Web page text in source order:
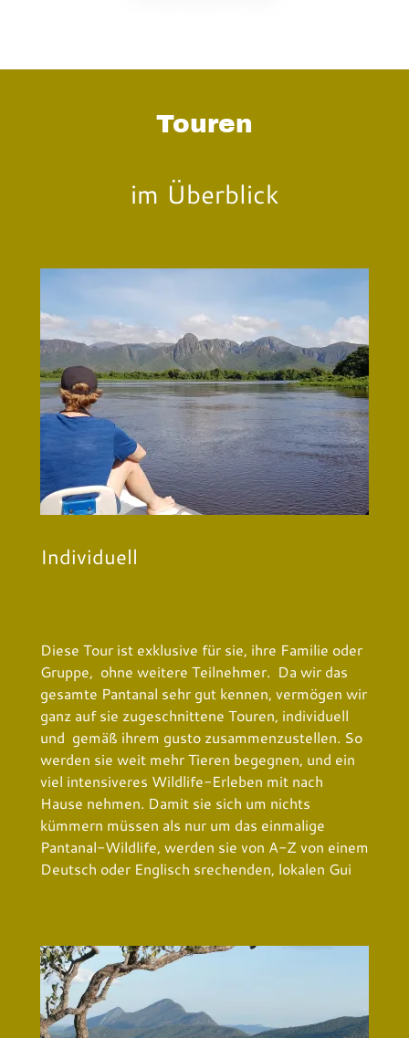
Touren
im Überblick
Individuell
Diese Tour ist exklusive für sie, ihre Familie oder
Gruppe, ohne weitere Teilnehmer. Da wir das
gesamte Pantanal sehr gut kennen, vermögen wir
ganz auf sie zugeschnittene Touren, individuell
und gemäß ihrem gusto zusammenzustellen. So
werden sie weit mehr Tieren begegnen, und ein
viel intensiveres Wildlife-Erleben mit nach
Hause nehmen. Damit sie sich um nichts
kümmern müssen als nur um das einmalige
Pantanal-Wildlife, werden sie von A-Z von einem
Deutsch oder Englisch srechenden, lokalen Gui